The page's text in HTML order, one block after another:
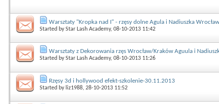
Warsztaty "Kropka nad I" - rzęsy dolne Agula i Nadiuszka
Started byStar Lash Academy, 08-10-2013 11:42
Warsztaty z Dekorowania rzęs Wrocław/Kraków Aguula i
Started byStar Lash Academy, 08-10-2013 11:26
Rzęsy 3d i hollywood efekt-szkolenie-30.11.2013
Started by liz1988, 28-10-2013 11:52